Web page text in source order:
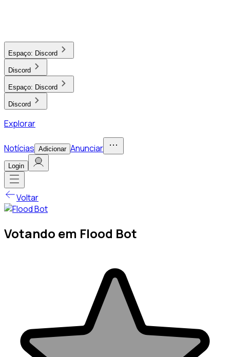
Espaço: Discord
Discord
Espaço: Discord
Discord
Explorar
Notícias Adicionar Anunciar
Login
Voltar
Votando em Flood Bot